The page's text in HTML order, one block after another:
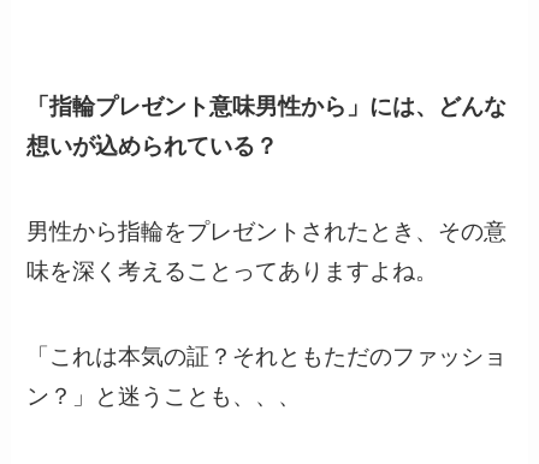
「指輪プレゼント意味男性から」には、どんな
想いが込められている？
男性から指輪をプレゼントされたとき、その意
味を深く考えることってありますよね。
「これは本気の証？それともただのファッショ
ン？」と迷うことも、、、